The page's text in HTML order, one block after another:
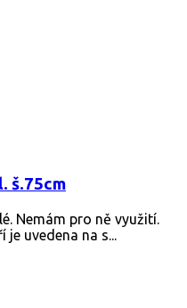
š.75cm
Nemám pro ně využití.
je uvedena na s...